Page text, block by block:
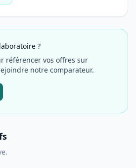
?
référencer vos offres sur
notre comparateur.